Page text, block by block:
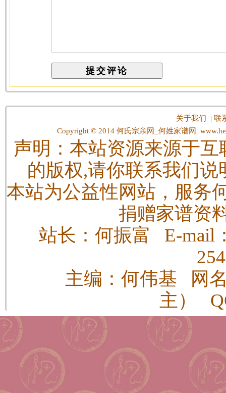
关于我们 |联
Copyright © 2014 何氏宗亲网_何姓家谱网
声明：本站资源来源于
的版权,请你联系我们
本站为公益性网站，服务
捐赠家谱资
站长：何振富 E-mail
主编：何伟基 网
主）